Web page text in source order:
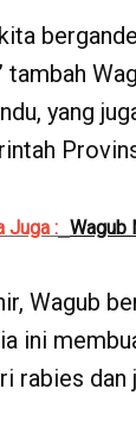
tambah
yang
Juga : Wagub
Wagub
ini
rabies dan